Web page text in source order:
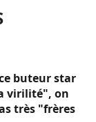
buteur star
virilité", on
très "frères